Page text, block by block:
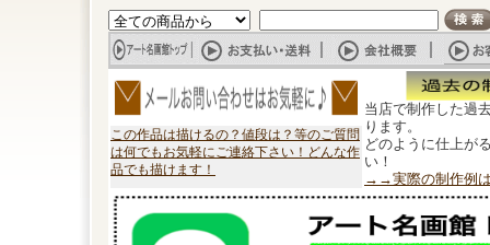
この作品は描けるの？値段は？等のご質問
は何でもお気軽にご連絡下さい！どんな作
品でも描けます！
当店で制作した過
ります。
どのように仕上が
い！
→→実際の制作例